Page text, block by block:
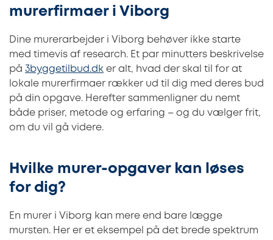
murerfirmaer i Viborg
Dine murerarbejder i Viborg behøver ikke starte
med timevis af research. Et par minutters beskrivelse
på 3byggetilbud.dk er alt, hvad der skal til for at
lokale murerfirmaer rækker ud til dig med deres bud
på din opgave. Herefter sammenligner du nemt
både priser, metode og erfaring – og du vælger frit,
om du vil gå videre.
Hvilke murer-opgaver kan løses
for dig?
En murer i Viborg kan mere end bare lægge
mursten. Her er et eksempel på det brede spektrum